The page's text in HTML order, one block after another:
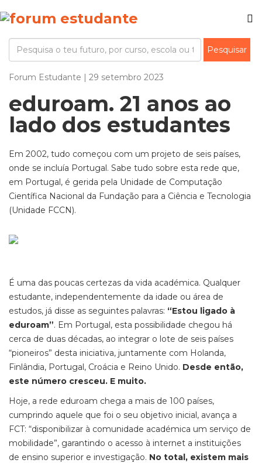
Forum Estudante | 29 setembro 2023
eduroam. 21 anos ao
lado dos estudantes
Em 2002, tudo começou com um projeto de seis países,
onde se incluía Portugal. Sabe tudo sobre esta rede que,
em Portugal, é gerida pela Unidade de Computação
Científica Nacional da Fundação para a Ciência e Tecnologia
(Unidade FCCN).
É uma das poucas certezas da vida académica. Qualquer
estudante, independentemente da idade ou área de
estudos, já disse as seguintes palavras: “Estou ligado à
eduroam”. Em Portugal, esta possibilidade chegou há
cerca de duas décadas, ao integrar o lote de seis países
“pioneiros” desta iniciativa, juntamente com Holanda,
Finlândia, Portugal, Croácia e Reino Unido. Desde então,
este número cresceu. E muito.
Hoje, a rede eduroam chega a mais de 100 países,
cumprindo aquele que foi o seu objetivo inicial, avança a
FCT: “disponibilizar à comunidade académica um serviço de
mobilidade”, garantindo o acesso à internet a instituições
de ensino superior e investigação. No total, existem mais